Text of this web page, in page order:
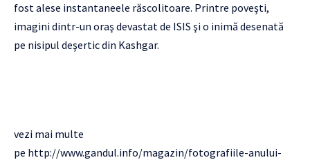
fost alese instantaneele răscolitoare. Printre poveşti,
imagini dintr-un oraş devastat de ISIS şi o inimă desenată
pe nisipul deşertic din Kashgar.
vezi mai multe
pe http://www.gandul.info/magazin/fotografiile-anului-